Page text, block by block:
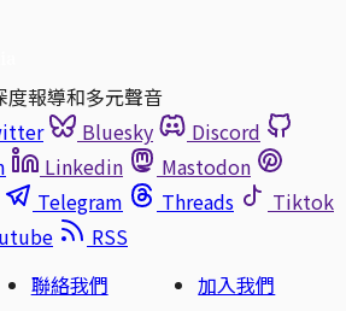
度報導和多元聲音
Bluesky
Discord
Linkedin
Mastodon
Telegram Threads
Tiktok
RSS
聯絡我們 加入我們